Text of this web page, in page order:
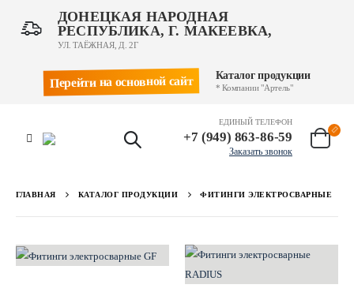
ДОНЕЦКАЯ НАРОДНАЯ
РЕСПУБЛИКА, Г. МАКЕЕВКА,
УЛ. ТАЁЖНАЯ, Д. 2Г
Перейти на основной сайт Каталог продукции
* Компании "Артель"
ЕДИНЫЙ ТЕЛЕФОН
+7 (949) 863-86-59
Заказать звонок
ГЛАВНАЯ КАТАЛОГ ПРОДУКЦИИ ФИТИНГИ ЭЛЕКТРОСВАРНЫЕ